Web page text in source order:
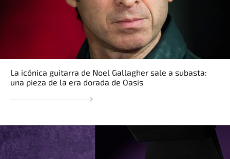
La icónica guitarra de Noel Gallagher sale a subasta:
una pieza de la era dorada de Oasis